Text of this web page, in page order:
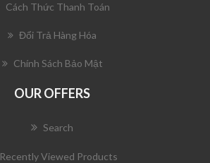
Cách Thức Thanh Toán
Đổi Trả Hàng Hóa
Chính Sách Bảo Mật
OUR OFFERS
Search
Recently Viewed Products